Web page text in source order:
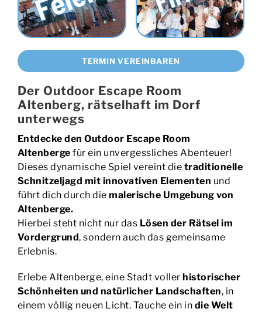
TERMIN VEREINBAREN
Der Outdoor Escape Room
Altenberg, rätselhaft im Dorf
unterwegs
Entdecke den Outdoor Escape Room
Altenberge für ein unvergessliches Abenteuer!
Dieses dynamische Spiel vereint die traditionelle
Schnitzeljagd mit innovativen Elementen und
führt dich durch diemalerische Umgebung von
Altenberge.
Hierbei steht nicht nur das Lösen der Rätsel im
Vordergrund, sondern auch das gemeinsame
Erlebnis.
Erlebe Altenberge, eine Stadt voller historischer
Schönheiten und natürlicher Landschaften, in
einem völlig neuen Licht. Tauche ein in die Welt